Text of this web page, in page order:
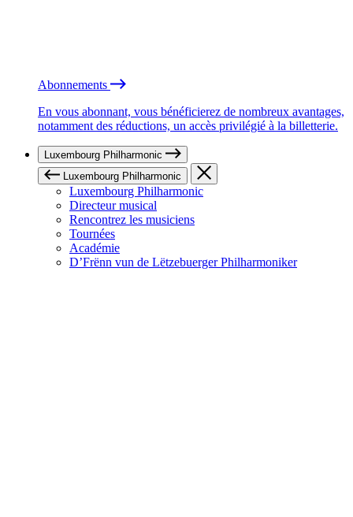
Abonnements
En vous abonnant, vous bénéficierez de nombreux avantages,
notamment des réductions, un accès privilégié à la billetterie.
Luxembourg Philharmonic
Luxembourg Philharmonic
Luxembourg Philharmonic
Directeur musical
Rencontrez les musiciens
Tournées
Académie
D’Frënn vun de Lëtzebuerger Philharmoniker